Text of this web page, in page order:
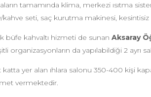
tamamında klima, merkezi ısıtma
kahve seti, saç kurutma makinesi,
büfe kahvaltı hizmeti de sunan Aksaray
organizasyonların da yapılabildiği 2 ayrı
katta yer alan ıhlara salonu 350-400 kişi
vermektedir.